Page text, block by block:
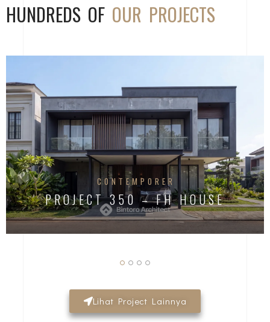
HUNDREDS OF OUR PROJECTS
CONTEMPORER
PROJECT 350 – FH HOUSE
Lihat Project Lainnya